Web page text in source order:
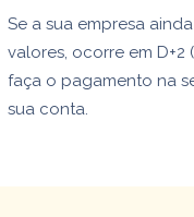
Se a sua empresa
valores, ocorre em D+2
faça o pagamento na
sua conta.